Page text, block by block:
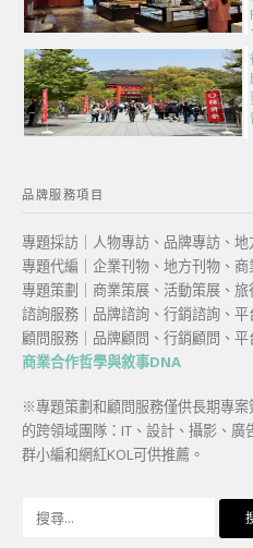
品牌服務項目
專題採訪｜人物專訪、品牌專訪、
專題代編｜企業刊物、地方刊物、
專題策劃｜商業策展、活動策展、
諮詢服務｜品牌諮詢、行銷諮詢、
顧問服務｜品牌顧問、行銷顧問、平
商業合作哲學與敘事DNA
※專題策劃和顧問服務僅供長期專
的跨領域團隊：IT、設計、攝影、
群小編和網紅KOL可供推薦。